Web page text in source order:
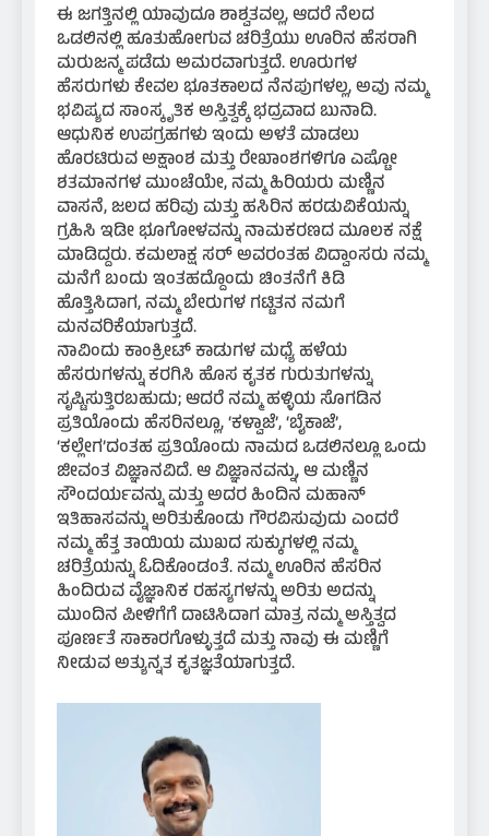
ಈ ಜಗತ್ತಿನಲ್ಲಿ ಯಾವುದೂ ಶಾಶ್ವತವಲ್ಲ, ಆದರೆ ನೆಲದ
ಒಡಲಿನಲ್ಲಿ ಹೂತುಹೋಗುವ ಚರಿತ್ರೆಯು ಊರಿನ ಹೆಸರಾಗಿ
ಮರುಜನ್ಮ ಪಡೆದು ಅಮರವಾಗುತ್ತದೆ. ಊರುಗಳ
ಹೆಸರುಗಳು ಕೇವಲ ಭೂತಕಾಲದ ನೆನಪುಗಳಲ್ಲ, ಅವು ನಮ್ಮ
ಭವಿಷ್ಯದ ಸಾಂಸ್ಕೃತಿಕ ಅಸ್ತಿತ್ವಕ್ಕೆ ಭದ್ರವಾದ ಬುನಾದಿ.
ಆಧುನಿಕ ಉಪಗ್ರಹಗಳು ಇಂದು ಅಳತೆ ಮಾಡಲು
ಹೊರಟಿರುವ ಅಕ್ಷಾಂಶ ಮತ್ತು ರೇಖಾಂಶಗಳಿಗೂ ಎಷ್ಟೋ
ಶತಮಾನಗಳ ಮುಂಚೆಯೇ, ನಮ್ಮ ಹಿರಿಯರು ಮಣ್ಣಿನ
ವಾಸನೆ, ಜಲದ ಹರಿವು ಮತ್ತು ಹಸಿರಿನ ಹರಡುವಿಕೆಯನ್ನು
ಗ್ರಹಿಸಿ ಇಡೀ ಭೂಗೋಳವನ್ನು ನಾಮಕರಣದ ಮೂಲಕ ನಕ್ಷೆ
ಮಾಡಿದ್ದರು. ಕಮಲಾಕ್ಷ ಸರ್ ಅವರಂತಹ ವಿದ್ವಾಂಸರು ನಮ್ಮ
ಮನೆಗೆ ಬಂದು ಇಂತಹದ್ದೊಂದು ಚಿಂತನೆಗೆ ಕಿಡಿ
ಹೊತ್ತಿಸಿದಾಗ, ನಮ್ಮ ಬೇರುಗಳ ಗಟ್ಟಿತನ ನಮಗೆ
ಮನವರಿಕೆಯಾಗುತ್ತದೆ.
ನಾವಿಂದು ಕಾಂಕ್ರೀಟ್ ಕಾಡುಗಳ ಮಧ್ಯೆ ಹಳೆಯ
ಹೆಸರುಗಳನ್ನು ಕರಗಿಸಿ ಹೊಸ ಕೃತಕ ಗುರುತುಗಳನ್ನು
ಸೃಷ್ಟಿಸುತ್ತಿರಬಹುದು; ಆದರೆ ನಮ್ಮ ಹಳ್ಳಿಯ ಸೊಗಡಿನ
ಪ್ರತಿಯೊಂದು ಹೆಸರಿನಲ್ಲೂ, ‘ಕಳ್ವಾಜೆ’, ‘ಬೈಕಾಜೆ’,
‘ಕಲ್ಲೇಗ’ದಂತಹ ಪ್ರತಿಯೊಂದು ನಾಮದ ಒಡಲಿನಲ್ಲೂ ಒಂದು
ಜೀವಂತ ವಿಜ್ಞಾನವಿದೆ. ಆ ವಿಜ್ಞಾನವನ್ನು, ಆ ಮಣ್ಣಿನ
ಸೌಂದರ್ಯವನ್ನು ಮತ್ತು ಅದರ ಹಿಂದಿನ ಮಹಾನ್
ಇತಿಹಾಸವನ್ನು ಅರಿತುಕೊಂಡು ಗೌರವಿಸುವುದು ಎಂದರೆ
ನಮ್ಮ ಹೆತ್ತ ತಾಯಿಯ ಮುಖದ ಸುಕ್ಕುಗಳಲ್ಲಿ ನಮ್ಮ
ಚರಿತ್ರೆಯನ್ನು ಓದಿಕೊಂಡಂತೆ. ನಮ್ಮ ಊರಿನ ಹೆಸರಿನ
ಹಿಂದಿರುವ ವೈಜ್ಞಾನಿಕ ರಹಸ್ಯಗಳನ್ನು ಅರಿತು ಅದನ್ನು
ಮುಂದಿನ ಪೀಳಿಗೆಗೆ ದಾಟಿಸಿದಾಗ ಮಾತ್ರ ನಮ್ಮ ಅಸ್ತಿತ್ವದ
ಪೂರ್ಣತೆ ಸಾಕಾರಗೊಳ್ಳುತ್ತದೆ ಮತ್ತು ನಾವು ಈ ಮಣ್ಣಿಗೆ
ನೀಡುವ ಅತ್ಯುನ್ನತ ಕೃತಜ್ಞತೆಯಾಗುತ್ತದೆ.